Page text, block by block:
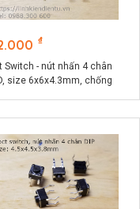
₫
Switch - nút nhấn 4 chân
size 6x6x4.3mm, chống